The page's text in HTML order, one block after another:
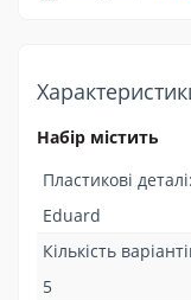
Набір містить
Пластикові деталі:
Eduard
Кількість
5